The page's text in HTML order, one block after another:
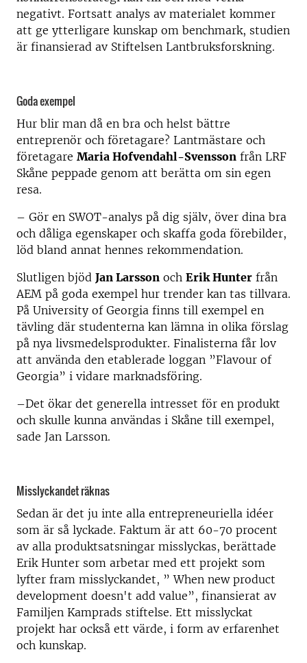
negativt. Fortsatt analys av materialet kommer
att ge ytterligare kunskap om benchmark, studien
är finansierad av Stiftelsen Lantbruksforskning.
Goda exempel
Hur blir man då en bra och helst bättre
entreprenör och företagare? Lantmästare och
företagare Maria Hofvendahl-Svensson från LRF
Skåne peppade genom att berätta om sin egen
resa.
– Gör en SWOT-analys på dig själv, över dina bra
och dåliga egenskaper och skaffa goda förebilder,
löd bland annat hennes rekommendation.
Slutligen bjöd Jan Larsson och Erik Hunter från
AEM på goda exempel hur trender kan tas tillvara.
På University of Georgia finns till exempel en
tävling där studenterna kan lämna in olika förslag
på nya livsmedelsprodukter. Finalisterna får lov
att använda den etablerade loggan ”Flavour of
Georgia” i vidare marknadsföring.
–Det ökar det generella intresset för en produkt
och skulle kunna användas i Skåne till exempel,
sade Jan Larsson.
Misslyckandet räknas
Sedan är det ju inte alla entrepreneuriella idéer
som är så lyckade. Faktum är att 60-70 procent
av alla produktsatsningar misslyckas, berättade
Erik Hunter som arbetar med ett projekt som
lyfter fram misslyckandet, ” When new product
development doesn't add value”, finansierat av
Familjen Kamprads stiftelse. Ett misslyckat
projekt har också ett värde, i form av erfarenhet
och kunskap.